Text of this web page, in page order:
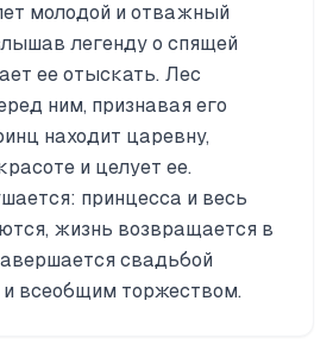
молодой и отважный
легенду о спящей
ее отыскать. Лес
ним, признавая его
находит царевну,
и целует ее.
принцесса и весь
жизнь возвращается в
свадьбой
и всеобщим торжеством.